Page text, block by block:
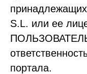
S.L. или ее
ПОЛЬЗОВАТЕЛЬ
портала.